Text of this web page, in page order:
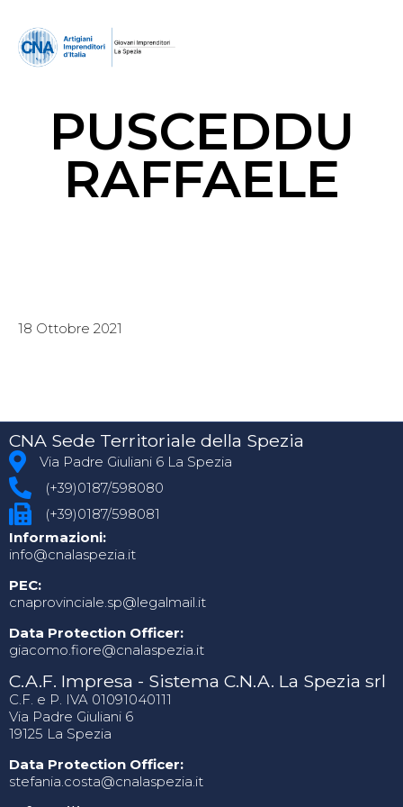
PUSCEDDU
RAFFAELE
18 Ottobre 2021
CNA Sede Territoriale della Spezia
Via Padre Giuliani 6 La Spezia
(+39)0187/598080
(+39)0187/598081
Informazioni:
info@cnalaspezia.it
PEC:
cnaprovinciale.sp@legalmail.it
Data Protection Officer:
giacomo.fiore@cnalaspezia.it
C.A.F. Impresa - Sistema C.N.A. La Spezia srl
C.F. e P. IVA 01091040111
Via Padre Giuliani 6
19125 La Spezia
Data Protection Officer:
stefania.costa@cnalaspezia.it